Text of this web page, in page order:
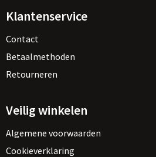
Klantenservice
Contact
Betaalmethoden
Retourneren
Veilig winkelen
Algemene voorwaarden
Cookieverklaring